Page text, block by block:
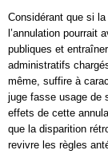
Considérant que si
l’annulation pourrait
publiques et
administratifs
même, suffire à
juge fasse usage de
effets de cette
que la disparition
revivre les règles